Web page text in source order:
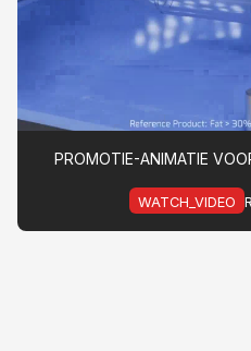
PROMOTIE-ANIMATIE
WATCH_VIDEO